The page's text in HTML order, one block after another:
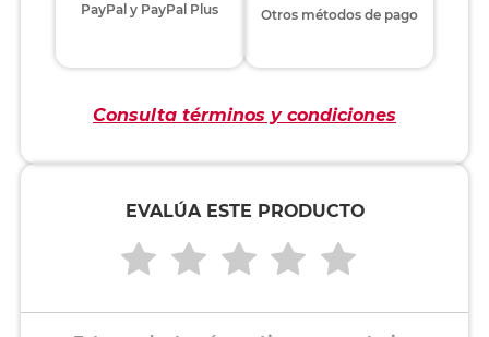
PayPal y PayPal Plus Otros métodos de pago
Consulta términos y condiciones
EVALÚA ESTE PRODUCTO